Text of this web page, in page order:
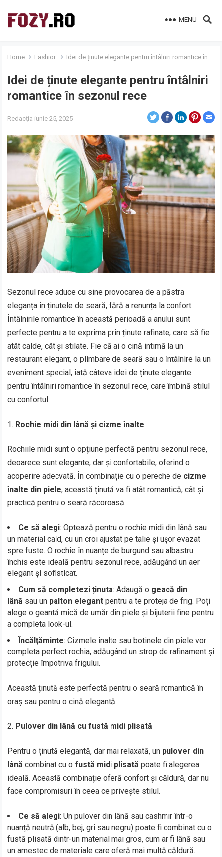
MENU
Home Fashion Idei de ținute elegante pentru întâlniri romantice în sezonul rece
Idei de ținute elegante pentru întâlniri
romantice în sezonul rece
Redacția iunie 25, 2025
Sezonul rece aduce cu sine provocarea de a păstra
eleganța în ținutele de seară, fără a renunța la confort.
Întâlnirile romantice în această perioadă a anului sunt
perfecte pentru a te exprima prin ținute rafinate, care să fie
atât calde, cât și stilate. Fie că ai o cină intimă la un
restaurant elegant, o plimbare de seară sau o întâlnire la un
eveniment special, iată câteva idei de ținute elegante
pentru întâlniri romantice în sezonul rece, care îmbină stilul
cu confortul.
Rochie midi din lână și cizme înalte
Rochiile midi sunt o opțiune perfectă pentru sezonul rece,
deoarece sunt elegante, dar și confortabile, oferind o
acoperire adecvată. În combinație cu o pereche de cizme
înalte din piele, această ținută va fi atât romantică, cât și
practică pentru o seară răcoroasă.
Ce să alegi: Optează pentru o rochie midi din lână sau
un material cald, cu un croi ajustat pe talie și ușor evazat
spre fuste. O rochie în nuanțe de burgund sau albastru
închis este ideală pentru sezonul rece, adăugând un aer
elegant și sofisticat.
Cum să completezi ținuta: Adaugă o geacă din
lână sau un palton elegant pentru a te proteja de frig. Poți
alege o geantă mică de umăr din piele și bijuterii fine pentru
a completa look-ul.
Încălțăminte: Cizmele înalte sau botinele din piele vor
completa perfect rochia, adăugând un strop de rafinament și
protecție împotriva frigului.
Această ținută este perfectă pentru o seară romantică în
oraș sau pentru o cină elegantă.
Pulover din lână cu fustă midi plisată
Pentru o ținută elegantă, dar mai relaxată, un pulover din
lână combinat cu ofustă midi plisată poate fi alegerea
ideală. Această combinație oferă confort și căldură, dar nu
face compromisuri în ceea ce privește stilul.
Ce să alegi: Un pulover din lână sau cashmir într-o
nuanță neutră (alb, bej, gri sau negru) poate fi combinat cu o
fustă plisată dintr-un material mai gros, cum ar fi lână sau
un amestec de materiale care oferă mai multă căldură.